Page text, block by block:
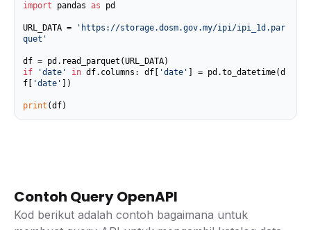
import pandas as pd
URL_DATA =
'https://storage.dosm.gov.my/ipi/ipi_1d.par
quet'
if
'date' in df.columns: df[ 'date'
] = pd.to_datetime(d
f[
'date' ])
print (df)
Contoh Query OpenAPI
Kod berikut adalah contoh bagaimana untuk